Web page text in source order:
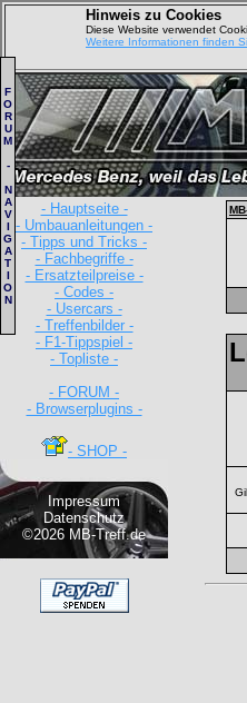
Hinweis zu Cookies
Diese Website verwendet
Weitere Informationen finden
- Hauptseite -
- Umbauanleitungen -
- Tipps und Tricks -
- Fachbegriffe -
- Ersatzteilpreise -
- Codes -
- Usercars -
- Treffenbilder -
- F1-Tippspiel -
- Topliste -
- FORUM -
- Browserplugins -
- SHOP -
Impressum
Datenschutz
©2026 MB-Treff.de
F
O
R
U
M
-
N
A
V
I
G
A
T
I
O
N